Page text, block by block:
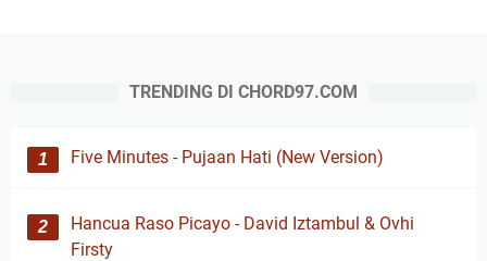
TRENDING DI CHORD97.COM
Five Minutes - Pujaan Hati (New Version)
Hancua Raso Picayo - David Iztambul & Ovhi
Firsty